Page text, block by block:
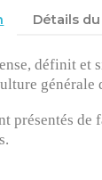
Détails
définit et
générale
présentés